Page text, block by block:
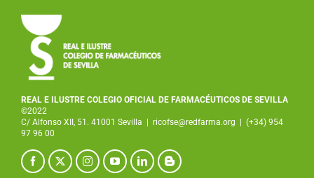
REAL E ILUSTRE COLEGIO OFICIAL DE FARMACÉUTICOS DE SEVILLA
©2022
C/ Alfonso XII, 51. 41001 Sevilla
ricofse@redfarma.org
(+34) 954
97 96 00